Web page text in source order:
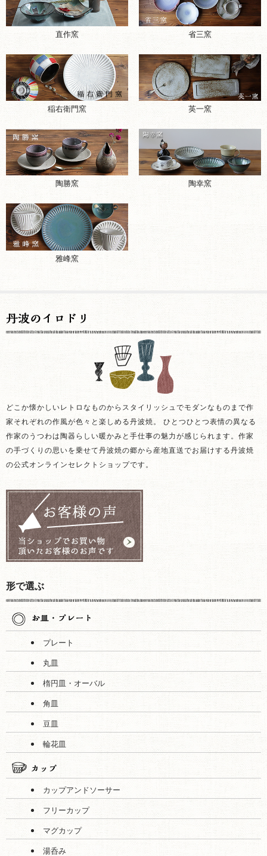
直作窯 省三窯
稲右衛門窯 英一窯
陶勝窯 陶幸窯
雅峰窯
どこか懐かしいレトロなものからスタイリッシュでモダンなものまで作
家それぞれの作風が色々と楽しめる丹波焼。 ひとつひとつ表情の異なる
作家のうつわは陶器らしい暖かみと手仕事の魅力が感じられます。作家
の手づくりの思いを乗せて丹波焼の郷から産地直送でお届けする丹波焼
の公式オンラインセレクトショップです。
形で選ぶ
プレート
丸皿
楕円皿・オーバル
角皿
豆皿
輪花皿
カップアンドソーサー
フリーカップ
マグカップ
湯呑み